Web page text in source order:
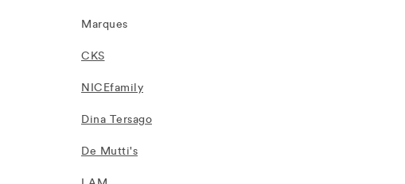
Marques
CKS
NICEfamily
Dina Tersago
De Mutti's